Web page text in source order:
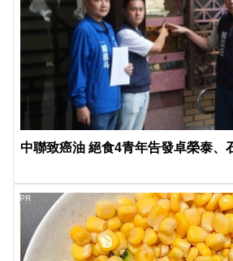
中聯致癌油 絕食4青年告發卓榮泰、
PR